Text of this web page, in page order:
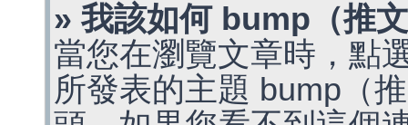
» 我該如何 bump（推
當您在瀏覽文章時，點
所發表的主題 bump（